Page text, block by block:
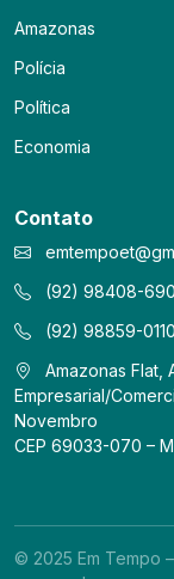
Amazonas
Polícia
Política
Economia
Contato
(92) 98408-
(92) 98859-0110
Amazonas Flat,
Empresarial/
Novembro
CEP 69033-070 –
© 2025 Em Tempo